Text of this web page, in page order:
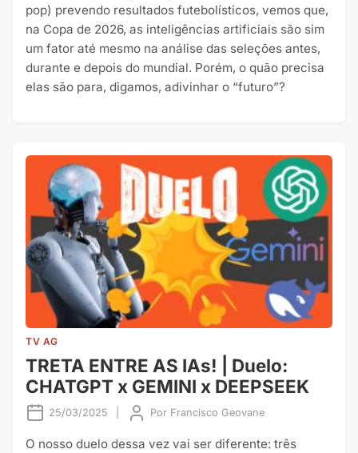
pop) prevendo resultados futebolísticos, vemos que,
na Copa de 2026, as inteligências artificiais são sim
um fator até mesmo na análise das seleções antes,
durante e depois do mundial. Porém, o quão precisa
elas são para, digamos, adivinhar o “futuro”?
TV AG
TRETA ENTRE AS IAs! | Duelo:
CHATGPT x GEMINI x DEEPSEEK
25/03/2025 Por Francisco Geovane
O nosso duelo dessa vez vai ser diferente: três